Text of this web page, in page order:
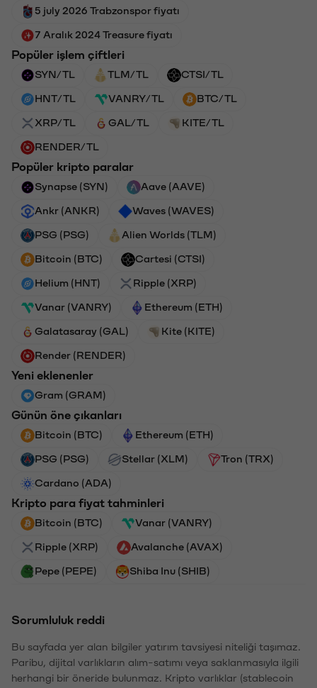
5 july 2026 Trabzonspor fiyatı
7 Aralık 2024 Treasure fiyatı
Popüler işlem çiftleri
SYN/TL TLM/TL CTSI/TL
HNT/TL VANRY/TL BTC/TL
XRP/TL GAL/TL KITE/TL
RENDER/TL
Popüler kripto paralar
Synapse (SYN) Aave (AAVE)
Ankr (ANKR) Waves (WAVES)
PSG (PSG) Alien Worlds (TLM)
Bitcoin (BTC) Cartesi (CTSI)
Helium (HNT) Ripple (XRP)
Vanar (VANRY) Ethereum (ETH)
Galatasaray (GAL) Kite (KITE)
Render (RENDER)
Yeni eklenenler
Gram (GRAM)
Günün öne çıkanları
Bitcoin (BTC) Ethereum (ETH)
PSG (PSG) Stellar (XLM) Tron (TRX)
Cardano (ADA)
Kripto para fiyat tahminleri
Bitcoin (BTC) Vanar (VANRY)
Ripple (XRP) Avalanche (AVAX)
Pepe (PEPE) Shiba Inu (SHIB)
Sorumluluk reddi
Bu sayfada yer alan bilgiler yatırım tavsiyesi niteliği taşımaz.
Paribu, dijital varlıkların alım-satımı veya saklanmasıyla ilgili
herhangi bir öneride bulunmaz. Kripto varlıklar (stablecoin